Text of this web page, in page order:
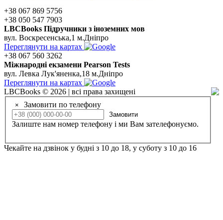
+38 067 869 5756
+38 050 547 7903
LBCBooks Підручники з іноземних мов
вул. Воскресенська,1 м.Дніпро
Переглянути на картах
+38 067 560 3262
Мiжнароднi екзамени Pearson Tests
вул. Левка Лук'яненка,18 м.Дніпро
Переглянути на картах
LBCBooks © 2026 | всі права захищені
× Замовити по телефону
Замовити
Залиште нам номер телефону і ми Вам зателефонуємо.
Чекайте на дзвінок у будні з 10 до 18, у суботу з 10 до 16